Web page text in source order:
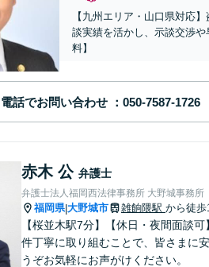
【九州エリア・山口県対応
談実績を活かし、示談交渉
料】
電話でお問い合わせ
赤木 公 弁護士
弁護士法人福岡西法律事務所 大野城事務所
福岡県|大野城市 雑餉隈駅 から徒歩
【桜並木駅7分】【休日・夜間面談
件丁寧に取り組むことで、皆さまに
うぞお気軽にお声がけください。